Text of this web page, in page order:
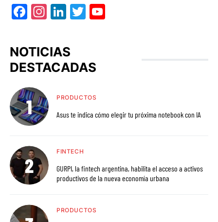
Facebook
Instagram
LinkedIn
Twitter
NOTICIAS
DESTACADAS
PRODUCTOS
Asus te indica cómo elegir tu próxima notebook con IA
FINTECH
GURPI, la fintech argentina, habilita el acceso a activos
productivos de la nueva economía urbana
PRODUCTOS